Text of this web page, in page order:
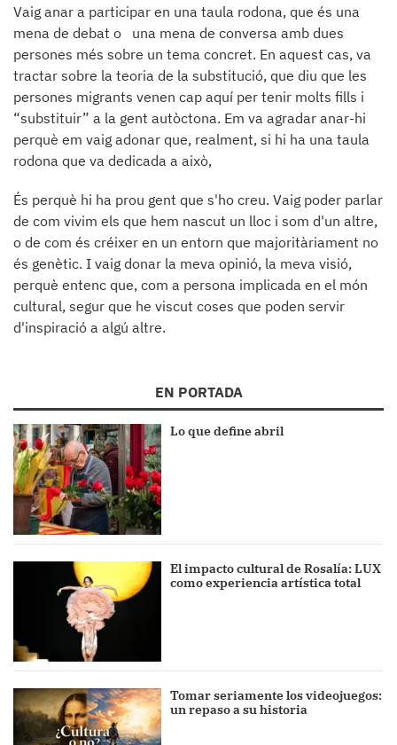
Vaig anar a participar en una taula rodona, que és una
mena de debat o una mena de conversa amb dues
persones més sobre un tema concret. En aquest cas, va
tractar sobre la teoria de la substitució, que diu que les
persones migrants venen cap aquí per tenir molts fills i
“substituir” a la gent autòctona. Em va agradar anar-hi
perquè em vaig adonar que, realment, si hi ha una taula
rodona que va dedicada a això,
És perquè hi ha prou gent que s'ho creu. Vaig poder parlar
de com vivim els que hem nascut un lloc i som d'un altre,
o de com és créixer en un entorn que majoritàriament no
és genètic. I vaig donar la meva opinió, la meva visió,
perquè entenc que, com a persona implicada en el món
cultural, segur que he viscut coses que poden servir
d'inspiració a algú altre.
EN PORTADA
Lo que define abril
El impacto cultural de Rosalía: LUX
como experiencia artística total
Tomar seriamente los videojuegos:
un repaso a su historia